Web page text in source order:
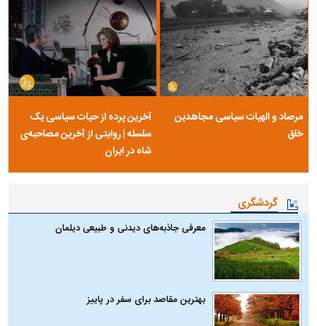
مرصاد و الهیات سیاسی مجاهدین
خلق
آخرین پرده از حیات سیاسی یک
سلسله | روایتی از آخرین مصاحبه‌ی
شاه در ایران
گردشگری
معرفی جاذبه‌های دیدنی و طبیعی دیلمان
بهترین مقاصد برای سفر در پاییز